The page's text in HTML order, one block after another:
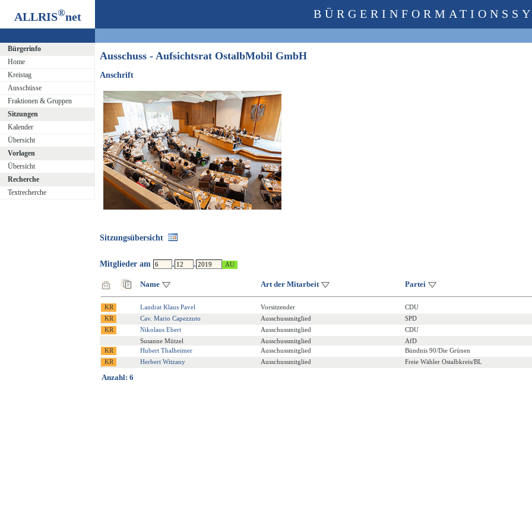
ALLRIS®net
Bürgerinfo
Home
Kreistag
Ausschüsse
Fraktionen & Gruppen
Sitzungen
Kalender
Übersicht
Vorlagen
Übersicht
Recherche
Textrecherche
Ausschuss - Aufsichtsrat OstalbMobil GmbH
Anschrift
Sitzungsübersicht
Mitglieder am . .
Name Art der Mitarbeit Partei
Landrat Klaus Pavel Vorsitzender CDU
Cav. Mario Capezzuto
Ausschussmitglied SPD
Nikolaus Ebert
Ausschussmitglied CDU
Susanne Mützel
Ausschussmitglied AfD
Hubert Thalheimer
Ausschussmitglied Bündnis 90/Die Grünen
Herbert Witzany
Ausschussmitglied Freie Wähler Ostalbkreis/BL
Anzahl: 6